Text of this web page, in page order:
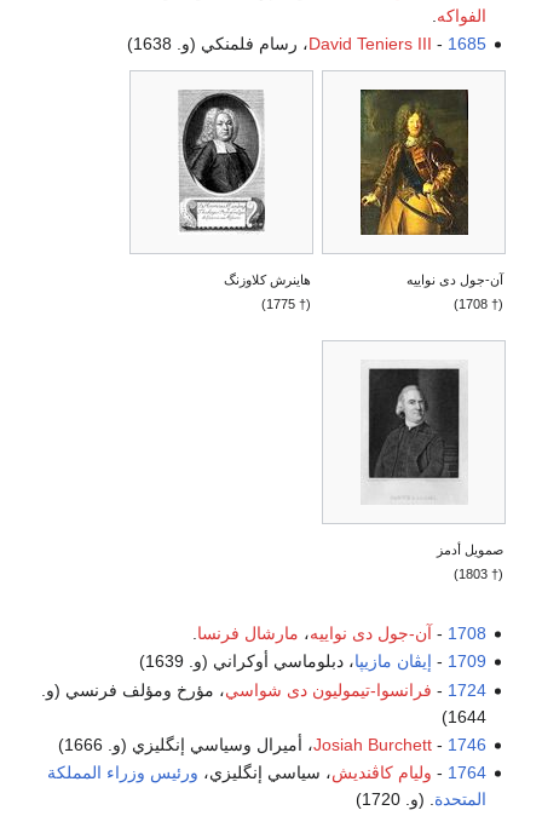
الفواكه
1685
-
David Teniers III، رسام فلمنكي (و. 1638)
آن-جول دى نواييه
(† 1708)
هاينرش كلاوزنگ
(† 1775)
صمويل أدمز
(† 1803)
1708
- آن-جول دى نواييه، مارشال فرنسا
1709
- إيڤان مازيپا، دبلوماسي أوكراني (و. 1639)
1724
- فرانسوا-تيموليون دى شواسي، مؤرخ ومؤلف فرنسي (و.
1644)
1746
-
Josiah Burchett، أميرال وسياسي إنگليزي (و. 1666)
1764
- وليام كاڤنديش، سياسي إنگليزي، ورئيس وزراء المملكة
المتحدة. (و. 1720)